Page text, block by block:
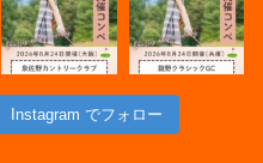
Instagram でフォロー